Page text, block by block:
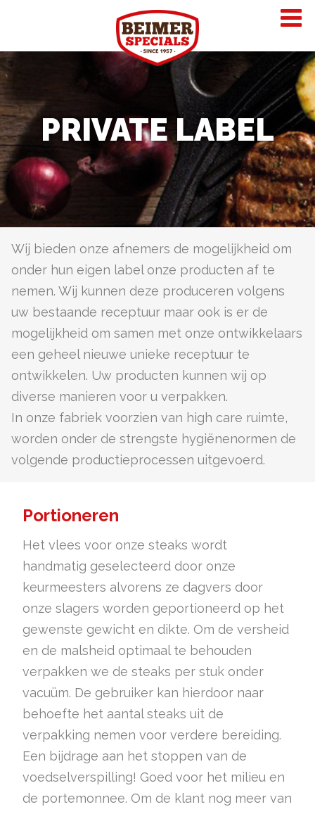
PRIVATE LABEL
Wij bieden onze afnemers de mogelijkheid om
onder hun eigen label onze producten af te
nemen. Wij kunnen deze produceren volgens
uw bestaande receptuur maar ook is er de
mogelijkheid om samen met onze ontwikkelaars
een geheel nieuwe unieke receptuur te
ontwikkelen. Uw producten kunnen wij op
diverse manieren voor u verpakken.
In onze fabriek voorzien van high care ruimte,
worden onder de strengste hygiënenormen de
volgende productieprocessen uitgevoerd.
Portioneren
Het vlees voor onze steaks wordt
handmatig geselecteerd door onze
keurmeesters alvorens ze dagvers door
onze slagers worden geportioneerd op het
gewenste gewicht en dikte. Om de versheid
en de malsheid optimaal te behouden
verpakken we de steaks per stuk onder
vacuüm. De gebruiker kan hierdoor naar
behoefte het aantal steaks uit de
verpakking nemen voor verdere bereiding.
Een bijdrage aan het stoppen van de
voedselverspilling! Goed voor het milieu en
de portemonnee. Om de klant nog meer van